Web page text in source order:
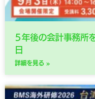
５年後の会計事務
日
詳細を見る »